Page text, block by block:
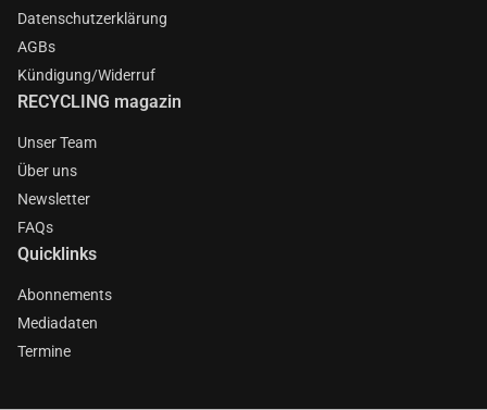
Datenschutzerklärung
AGBs
Kündigung/Widerruf
RECYCLING magazin
Unser Team
Über uns
Newsletter
FAQs
Quicklinks
Abonnements
Mediadaten
Termine